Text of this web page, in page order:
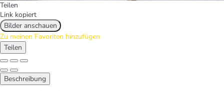
Teilen
Link kopiert
Bilder anschauen
Zu meinen Favoriten hinzufügen
Teilen
Beschreibung